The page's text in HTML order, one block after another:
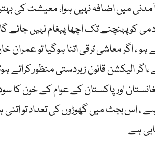
میں اضافہ نہیں ہوا، معیشت کی
کو پہنچنے تک اچھا پیغام نہیں
ہو ، اگر معاشی ترقی اتنا ہوگیا تو
،اگر الیکشن قانون زبردستی منظور کراتے
اور پاکستان کے عوام کے خون کا
، اس بجٹ میں گھوڑوں کی تعداد تو